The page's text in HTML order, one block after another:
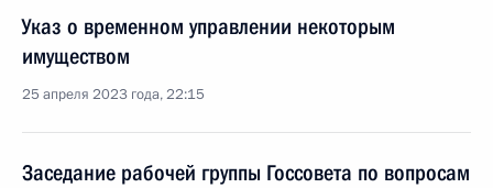
Указ о временном управлении некоторым
имуществом
25 апреля 2023 года, 22:15
Заседание рабочей группы Госсовета по вопросам